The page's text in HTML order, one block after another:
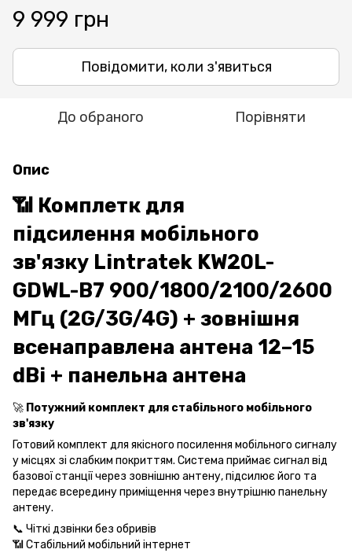
9 999 грн
Повідомити, коли з'явиться
До обраного Порівняти
Опис
📶 Комплетк для
підсилення мобільного
зв'язку Lintratek KW20L-
GDWL-B7 900/1800/2100/2600
МГц (2G/3G/4G) + зовнішня
всенаправлена антена 12–15
dBi + панельна антена
🚀 Потужний комплект для стабільного мобільного
зв'язку
Готовий комплект для якісного посилення мобільного сигналу
у місцях зі слабким покриттям. Система приймає сигнал від
базової станції через зовнішню антену, підсилює його та
передає всередину приміщення через внутрішню панельну
антену.
📞 Чіткі дзвінки без обривів
📶 Стабільний мобільний інтернет